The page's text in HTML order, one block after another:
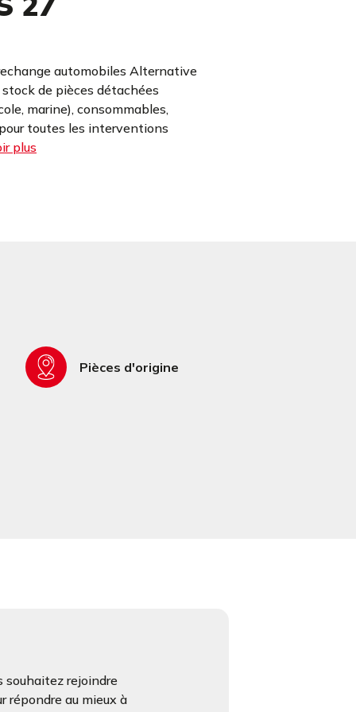
automobiles Alternative
de pièces détachées
marine), consommables,
toutes les interventions
plus
Pièces d'origine
souhaitez rejoindre
répondre au mieux à